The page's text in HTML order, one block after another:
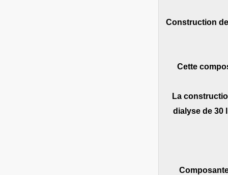
• Construction
Cette
• La
dialyse de 30